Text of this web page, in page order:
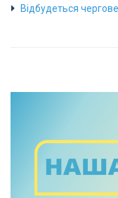
Відбудеться